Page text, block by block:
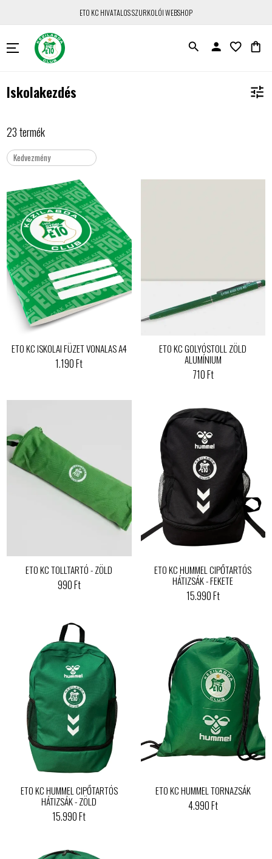
ETO KC HIVATALOS SZURKOLÓI WEBSHOP
search person favorite_border shopping_bag
Iskolakezdés tune
23 termék
ETO KC ISKOLAI FÜZET VONALAS A4
1.190 Ft
ETO KC GOLYÓSTOLL ZÖLD
ALUMÍNIUM
710 Ft
ETO KC TOLLTARTÓ - ZÖLD
990 Ft
ETO KC HUMMEL CIPŐTARTÓS
HÁTIZSÁK - FEKETE
15.990 Ft
ETO KC HUMMEL CIPŐTARTÓS
HÁTIZSÁK - ZÖLD
15.990 Ft
ETO KC HUMMEL TORNAZSÁK
4.990 Ft